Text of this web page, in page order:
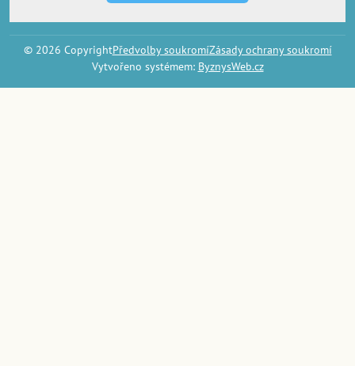
© 2026 CopyrightPředvolby soukromíZásady ochrany soukromí
Vytvořeno systémem: ByznysWeb.cz